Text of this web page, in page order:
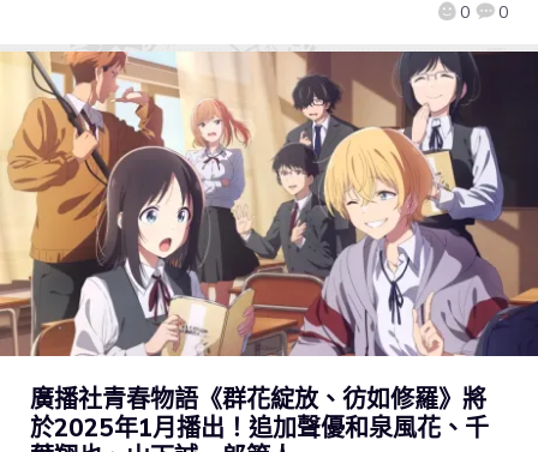
0 0
廣播社青春物語《群花綻放、彷如修羅》將
於2025年1月播出！追加聲優和泉風花、千